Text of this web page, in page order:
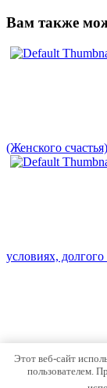
Вам также
(Женского
условиях,
внешние признаки
© 2026 Сад и
Этот веб-сайт
пользователем.